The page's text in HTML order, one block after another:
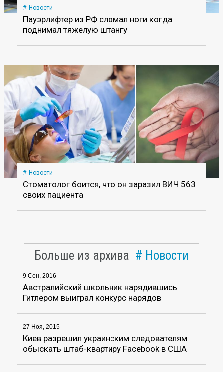
Новости
Пауэрлифтер из РФ сломал ноги когда
поднимал тяжелую штангу
Новости
Стоматолог боится, что он заразил ВИЧ 563
своих пациента
Больше из архива Новости
9 Сен, 2016
Австралийский школьник нарядившись
Гитлером выиграл конкурс нарядов
27 Ноя, 2015
Киев разрешил украинским следователям
обыскать штаб-квартиру Facebook в США